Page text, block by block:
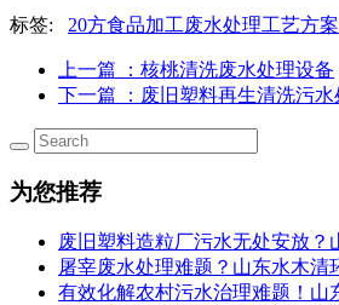
标签: 20方食品加工废水处理工艺方案
上一篇
：核桃清洗废水处理设备
下一篇
：废旧塑料再生清洗污
为您推荐
废旧塑料造粒厂污水无处安放？
屠宰废水处理难题？山东水木清
有效化解农村污水治理难题！山